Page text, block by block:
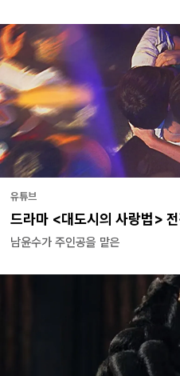
유튜브
드라마 <대도시의 사랑법>
남윤수가 주인공을 맡은